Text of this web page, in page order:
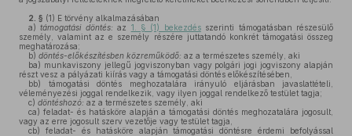
2. § (1) E törvény alkalmazásában
a) támogatási döntés: az 1. § (1) bekezdésszerinti támogatásban részesülő
személy, valamint az e személy részére juttatandó konkrét támogatási összeg
meghatározása;
b) döntés-előkészítésben közreműködő: az a természetes személy, aki
ba) munkaviszony jellegű jogviszonyban vagy polgári jogi jogviszony alapján
részt vesz a pályázati kiírás vagy a támogatási döntés előkészítésében,
bb) támogatási döntés meghozatalára irányuló eljárásban javaslattételi,
véleményezési joggal rendelkezik, vagy ilyen joggal rendelkező testület tagja;
c) döntéshozó: az a természetes személy, aki
ca) feladat- és hatásköre alapján a támogatási döntés meghozatalára jogosult,
vagy az erre jogosult szerv vezetője vagy testület tagja,
cb) feladat- és hatásköre alapján támogatási döntésre érdemi befolyással